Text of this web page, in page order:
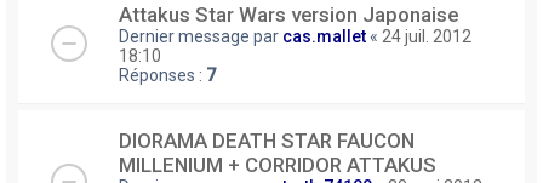
Attakus Star Wars version Japonaise
Dernier message par cas.mallet « 24 juil. 2012
18:10
Réponses : 7
DIORAMA DEATH STAR FAUCON
MILLENIUM + CORRIDOR ATTAKUS